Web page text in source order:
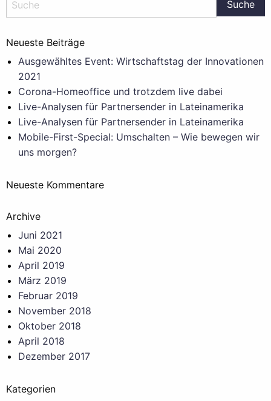
Neueste Beiträge
Ausgewähltes Event: Wirtschaftstag der Innovationen
2021
Corona-Homeoffice und trotzdem live dabei
Live-Analysen für Partnersender in Lateinamerika
Live-Analysen für Partnersender in Lateinamerika
Mobile-First-Special: Umschalten – Wie bewegen wir
uns morgen?
Neueste Kommentare
Archive
Juni 2021
Mai 2020
April 2019
März 2019
Februar 2019
November 2018
Oktober 2018
April 2018
Dezember 2017
Kategorien